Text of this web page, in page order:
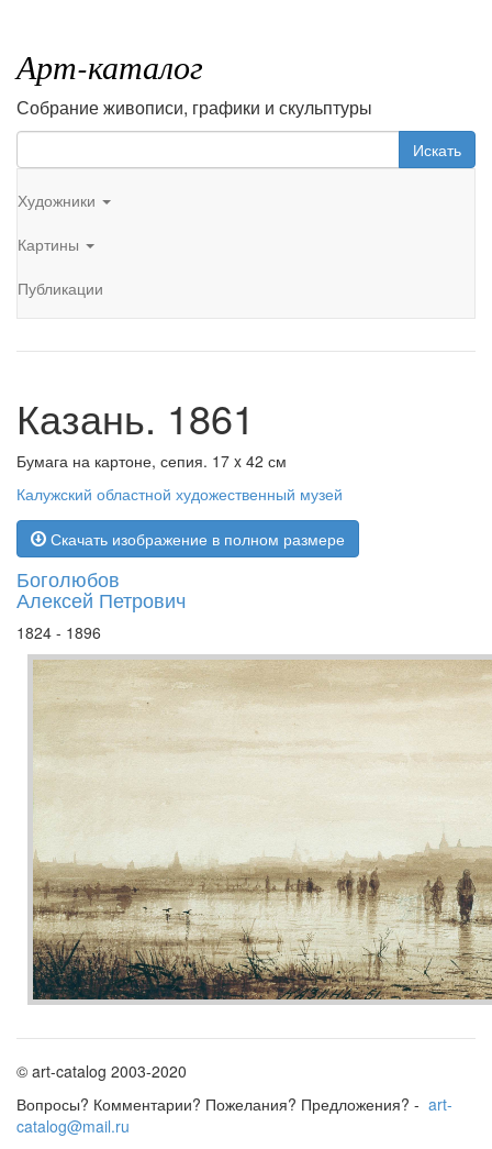
Арт-каталог
Собрание живописи, графики и скульптуры
Искать
Художники
Картины
Публикации
Казань. 1861
Бумага на картоне, сепия. 17 x 42 см
Калужский областной художественный музей
Скачать изображение в полном размере
Боголюбов
Алексей Петрович
1824 - 1896
© art-catalog 2003-2020
Вопросы? Комментарии? Пожелания? Предложения? - art-
catalog@mail.ru